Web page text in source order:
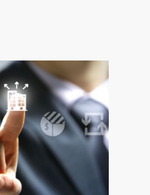
Correlati